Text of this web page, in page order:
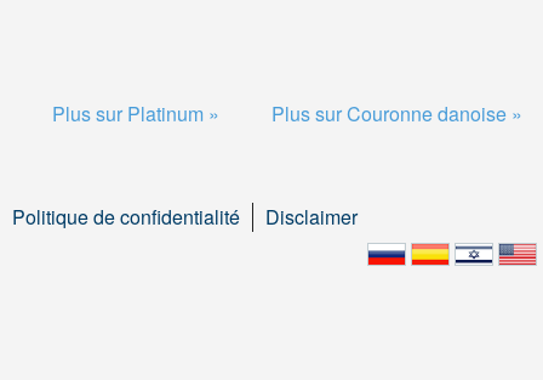
Plus sur Platinum » Plus sur Couronne danoise »
Politique de confidentialité Disclaimer